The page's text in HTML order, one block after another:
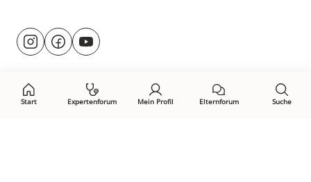
Start Expertenforum Mein Profil Elternforum Suche
Besuche
uns@rund.ums.baby
facebook.com/rundumsbaby.de
youtube.com/@rundumsbaby_